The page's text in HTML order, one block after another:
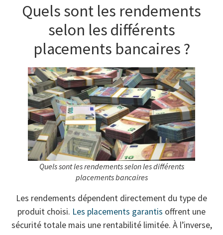
Quels sont les rendements
selon les différents
placements bancaires ?
Quels sont les rendements selon les différents
placements bancaires
Les rendements dépendent directement du type de
produit choisi. Les placements garantis offrent une
sécurité totale mais une rentabilité limitée. À l’inverse,